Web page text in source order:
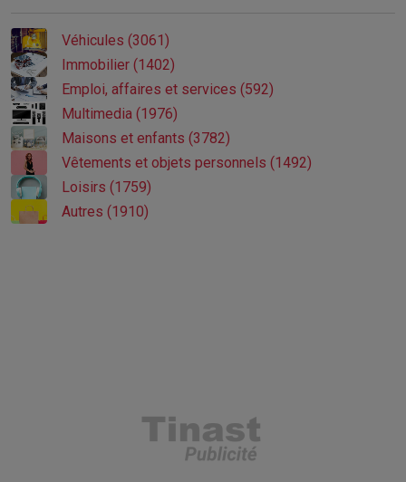
Véhicules (3061)
Immobilier (1402)
Emploi, affaires et services (592)
Multimedia (1976)
Maisons et enfants (3782)
Vêtements et objets personnels (1492)
Loisirs (1759)
Autres (1910)